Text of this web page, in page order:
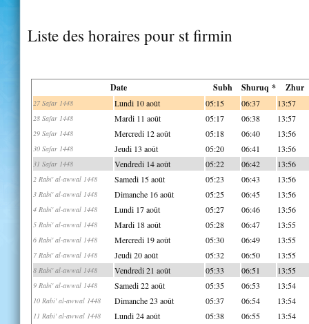
Liste des horaires pour st firmin
Date Subh Shuruq * Zhur
27 Safar 1448 Lundi 10 août 05:15 06:37 13:57
28 Safar 1448 Mardi 11 août 05:17 06:38 13:57
29 Safar 1448 Mercredi 12 août 05:18 06:40 13:56
30 Safar 1448 Jeudi 13 août 05:20 06:41 13:56
31 Safar 1448 Vendredi 14 août 05:22 06:42 13:56
2 Rabi' al-awwal 1448 Samedi 15 août 05:23 06:43 13:56
3 Rabi' al-awwal 1448 Dimanche 16 août 05:25 06:45 13:56
4 Rabi' al-awwal 1448 Lundi 17 août 05:27 06:46 13:56
5 Rabi' al-awwal 1448 Mardi 18 août 05:28 06:47 13:55
6 Rabi' al-awwal 1448 Mercredi 19 août 05:30 06:49 13:55
7 Rabi' al-awwal 1448 Jeudi 20 août 05:32 06:50 13:55
8 Rabi' al-awwal 1448 Vendredi 21 août 05:33 06:51 13:55
9 Rabi' al-awwal 1448 Samedi 22 août 05:35 06:53 13:54
10 Rabi' al-awwal 1448 Dimanche 23 août 05:37 06:54 13:54
11 Rabi' al-awwal 1448 Lundi 24 août 05:38 06:55 13:54